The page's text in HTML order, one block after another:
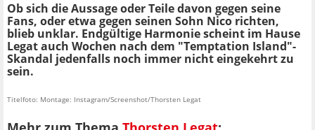
Ob sich die Aussage oder Teile davon gegen seine
Fans, oder etwa gegen seinen Sohn Nico richten,
blieb unklar. Endgültige Harmonie scheint im Hause
Legat auch Wochen nach dem "Temptation Island"-
Skandal jedenfalls noch immer nicht eingekehrt zu
sein.
Titelfoto: Montage: Instagram/Screenshot/Thorsten Legat